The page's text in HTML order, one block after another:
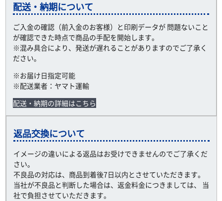
配送・納期について
ご入金の確認（前入金のお客様）と印刷データが 問題ないこと
が確認できた時点で商品の手配を開始します。
※混み具合により、発送が遅れることがありますのでご了承く
ださい。
※お届け日指定可能
※配送業者：ヤマト運輸
配送・納期の詳細はこちら
返品交換について
イメージの違いによる返品はお受けできませんのでご了承くだ
さい。
不良品の対応は、商品到着後7日以内とさせていただきます。
当社が不良品と判断した場合は、返金料金につきましては、 当
社で負担させていただきます。